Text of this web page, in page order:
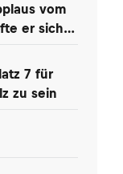
vom
er sich
7 für
zu sein